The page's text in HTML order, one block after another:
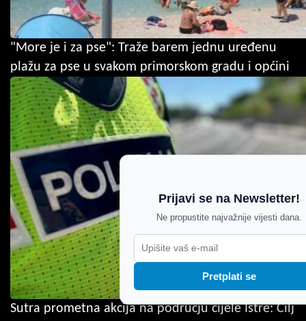
"More je i za pse": Traže barem jednu uređenu
plažu za pse u svakom primorskom gradu i općini
Sutra prometna akcija na području cijele Istre: Cilj
Prijavi se na Newsletter!
Ne propustite najvažnije vijesti dana.
Pretplati se